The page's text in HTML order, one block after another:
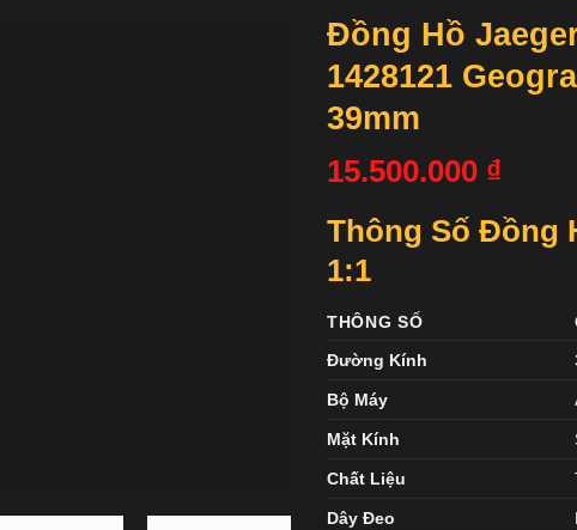
Đồng Hồ
1428121
39mm
15.500.000 ₫
Thông Số Đồng
1:1
THÔNG SỐ
Đường Kính
Bộ Máy
Mặt Kính
Chất Liệu
Dây Đeo